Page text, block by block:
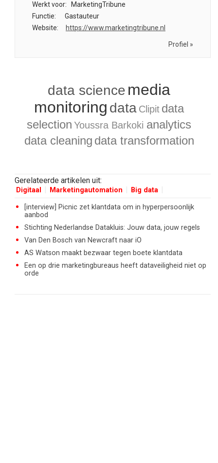
Werkt voor:
MarketingTribune
Functie:
Gastauteur
Website:
https://www.marketingtribune.nl
Profiel »
data science media
monitoring data Clipit data
selection Youssra Barkoki analytics
data cleaning data transformation
Gerelateerde artikelen uit:
Digitaal Marketingautomation Big data
[interview] Picnic zet klantdata om in hyperpersoonlijk
aanbod
Stichting Nederlandse Datakluis: Jouw data, jouw regels
Van Den Bosch van Newcraft naar iO
AS Watson maakt bezwaar tegen boete klantdata
Een op drie marketingbureaus heeft dataveiligheid niet op
orde